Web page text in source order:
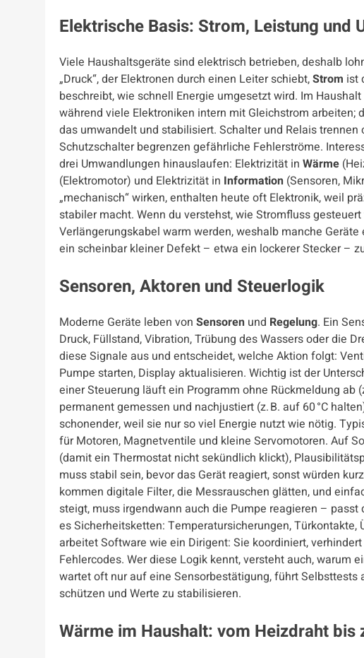
Elektrische Basis: Strom, Leistung und
Viele Haushaltsgeräte sind elektrisch betrieben, deshalb
„Druck“, der Elektronen durch einen Leiter schiebt,Strom ist
beschreibt, wie schnell Energie umgesetzt wird. Im
während viele Elektroniken intern mit Gleichstrom arbeiten;
das umwandelt und stabilisiert. Schalter und Relais
Schutzschalter begrenzen gefährliche Fehlerströme.
drei Umwandlungen hinauslaufen: Elektrizität in Wärme
(Elektromotor) und Elektrizität in Information (Sensoren,
„mechanisch“ wirken, enthalten heute oft Elektronik, weil
stabiler macht. Wenn du verstehst, wie Stromfluss
Verlängerungskabel warm werden, weshalb manche
ein scheinbar kleiner Defekt – etwa ein lockerer Stecker –
Sensoren, Aktoren und Steuerlogik
Moderne Geräte leben von Sensoren und Regelung. Ein
Druck, Füllstand, Vibration, Trübung des Wassers oder die
diese Signale aus und entscheidet, welche Aktion folgt:
Pumpe starten, Display aktualisieren. Wichtig ist der
einer Steuerung läuft ein Programm ohne Rückmeldung ab
permanent gemessen und nachjustiert (z. B. auf 60 °C
schonender, weil sie nur so viel Energie nutzt wie nötig.
für Motoren, Magnetventile und kleine Servomotoren. Auf
(damit ein Thermostat nicht sekündlich klickt),
muss stabil sein, bevor das Gerät reagiert, sonst würden
kommen digitale Filter, die Messrauschen glätten, und
steigt, muss irgendwann auch die Pumpe reagieren –
es Sicherheitsketten: Temperatursicherungen,
arbeitet Software wie ein Dirigent: Sie koordiniert,
Fehlercodes. Wer diese Logik kennt, versteht auch, warum
wartet oft nur auf eine Sensorbestätigung, führt Selbsttests
schützen und Werte zu stabilisieren.
Wärme im Haushalt: vom Heizdraht bis